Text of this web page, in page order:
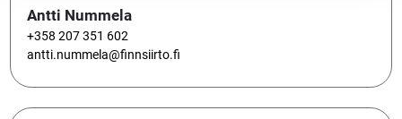
Antti Nummela
+358 207 351 602
antti.nummela@finnsiirto.fi